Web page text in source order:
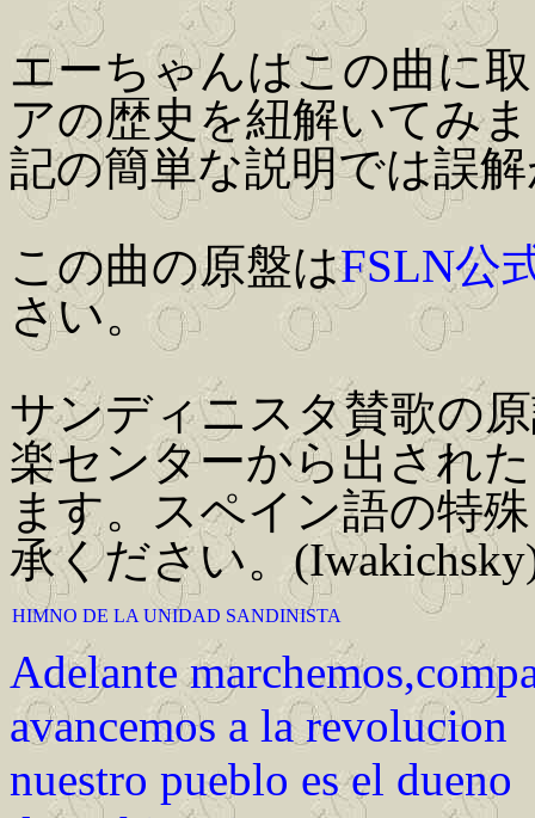
エーちゃんはこの曲に
アの歴史を紐解いてみ
記の簡単な説明では誤
この曲の原盤はFSLN公
さい。
サンディニスタ賛歌の
楽センターから出され
ます。スペイン語の特
承ください。
HIMNO DE LA UNIDAD SANDINISTA
Adelante
avancemos a la revolucion
nuestro pueblo es el dueno